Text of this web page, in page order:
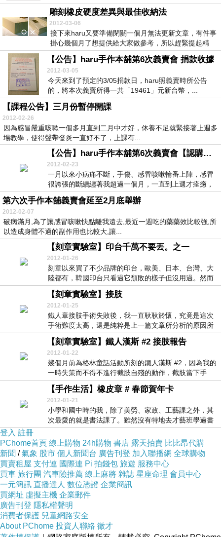
些，所...
雕刻橡皮硬度差異與最佳收納法
2012-03-06
接下來haru又要準備閉關一個月無法更新文章，有件事
掛心幾個月了想提供給大家做參考，所以趕緊提起精
神...
【公告】haru手作本舖第6次義賣會 捐款收據
2012-03-05
今天來到了預定的3/05捐款日，haru照義賣時所公告
的，將本次義賣所得一共「19461」元新台幣，...
【課程公告】三月份暫停開課
2012-02-26
因為感冒嚴重咳嗽一個多月直到二月中才好，休養不足就緊接著上週多
場教學，使得聲帶發炎一直好不了，上課有...
【公告】haru手作本舖第6次義賣會【認購結束, 3/5捐款】
2012-02-23
一月以來小病痛不斷，手傷、感冒咳嗽輪番上陣，感冒
很誇張的斷續纏著我超過一個月，一直到上週才痊癒，
只不...
第六次手作本舖義賣會延至2月底舉辦
2012-02-07
破病滿月,為了讓感冒咳嗽快點離我遠去,最近一週吃的藥藥效比較強,所
以造成身體不適的副作用也比較大,讓...
【刻章實驗室】印台千萬不要丟。之一
2012-01-26
刻章以來買了不少品牌的印台，歐美、日本、台灣、大
陸都有，韓國印台只看過它頹敗的樣子但沒用過。然而
用金...
【刻章實驗室】接肢
2012-01-25
鐵人章接肢手術失敗後，我一直耿耿於懷，究竟是這次
手術難度太高，還是純粹是上一篇文章所分析的原因所
導致...
【刻章實驗室】鐵人漢斯 #2 接肢報告
2012-01-22
幾個月前為格林童話活動所刻的鐵人漢斯 #2，因為我的
一時失策而不得不進行截肢自殘的動作，截肢當下手
法...
【手作生活】橡皮章 # 春節賀年卡
2012-01-21
小學和國中時的我，除了美勞、家政、工藝課之外，其
次最愛的就是書法課了。雖然沒有特地去才藝班學過書
法，...
登入 註冊
PChome首頁 線上購物 24h購物 書店 露天拍賣 比比昂代購
新聞 /氣象 股市 個人新聞台 廣告刊登 加入聯播網 全球購物
買賣租屋 支付連 國際連 Pi 拍錢包 旅遊 服務中心
買車 旅行團 汽車險推薦 線上麻將 雜誌 星座命理 會員中心
一元簡訊 直播達人 數位憑證 企業簡訊
買網址 虛擬主機 企業郵件
廣告刊登 隱私權聲明
消費者保護 兒童網路安全
About PChome 投資人聯絡 徵才